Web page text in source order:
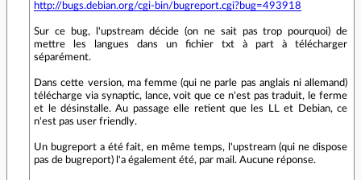
http://bugs.debian.org/cgi-bin/bugreport.cgi?bug=493918
Sur ce bug, l'upstream décide (on ne sait pas trop pourquoi) de
mettre les langues dans un fichier txt à part à télécharger
séparément.
Dans cette version, ma femme (qui ne parle pas anglais ni allemand)
télécharge via synaptic, lance, voit que ce n'est pas traduit, le ferme
et le désinstalle. Au passage elle retient que les LL et Debian, ce
n'est pas user friendly.
Un bugreport a été fait, en même temps, l'upstream (qui ne dispose
pas de bugreport) l'a également été, par mail. Aucune réponse.